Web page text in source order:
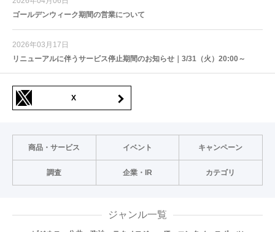
ゴールデンウィーク期間の営業について
2026年03月17日
リニューアルに伴うサービス停止期間のお知らせ｜3/31（火）20:00～
X
商品・サービス イベント キャンペーン
調査 企業・IR カテゴリ
ジャンル一覧